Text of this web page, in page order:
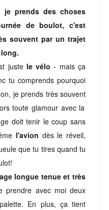
je prends des choses
de boulot, c'est
souvent par un trajet
justele vélo - mais ça
tu comprends pourquoi
je prends très souvent
toute glamour avec la
doit tenir le coup sans
l'avion dès le réveil,
que tu tires quand tu
longue tenue et très
prendre avec moi deux
En plus, ça tient